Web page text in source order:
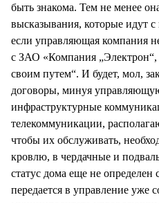
быть знакома. Тем не менее
высказывания, которые идут с
если управляющая компания
с ЗАО «Компания „Электрон“,
своим путем“. И будет, мол,
договоры, минуя
инфраструктурные
телекоммуникации,
чтобы их обслуживать,
кровлю, в чердачные и
статус дома еще не
передается в управление уже